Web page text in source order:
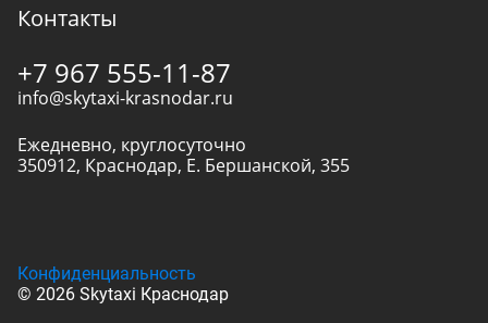
Контакты
+7 967 555-11-87
info@skytaxi-krasnodar.ru
Ежедневно, круглосуточно
350912, Краснодар, Е. Бершанской, 355
© 2026 Skytaxi Краснодар
Конфиденциальность